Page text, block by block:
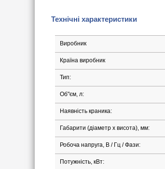
Технічні характеристики
Виробник
Країна виробник
Тип:
Об"єм, л:
Наявність краника:
Габарити (діаметр х висота), мм:
Робоча напруга, В / Гц / Фази:
Потужність, кВт: